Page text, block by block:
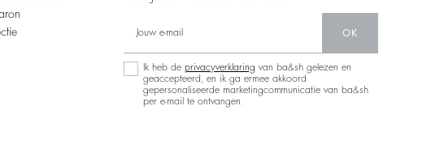
OK
Ik heb de privacyverklaring van ba&sh gelezen en
geaccepteerd, en ik ga ermee akkoord
gepersonaliseerde marketingcommunicatie van ba&sh
per e-mail te ontvangen.